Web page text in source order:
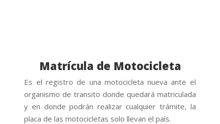
Matrícula de Motocicleta
Es el registro de una motocicleta nueva ante el
organismo de transito donde quedará matriculada
y en donde podrán realizar cualquier trámite, la
placa de las motocicletas solo llevan el país.